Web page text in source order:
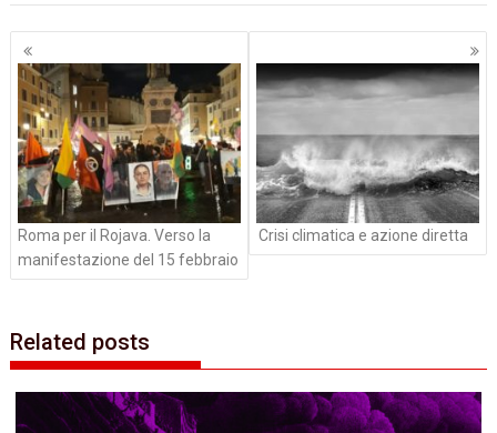
Navigazione
articoli
Roma per il Rojava. Verso la
manifestazione del 15 febbraio
Crisi climatica e azione diretta
Related posts